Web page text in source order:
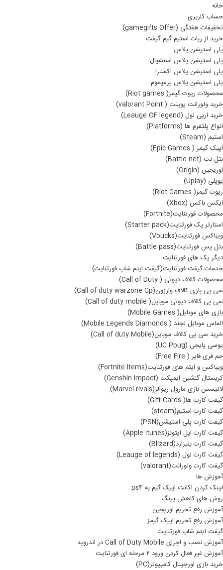
خانه
حساب کاربری
تخفیفات هفتگی (gamegifts Offer)
خرید از ربات استیم گیم گیفت
پلی استیشن پلاس
پلی استیشن پلاس اسنشیال
پلی استیشن پلاس اکسترا
پلی استیشن پلاس پرمیموم
محصولات ریوت گیمز( Riot games)
خرید ولورانت پوینت ( valorant Point)
خرید ارپی لول (Leauge OF legend)
انواع پلتفرم ها (Platforms)
استیم (Steam)
اپیک گیمز ( Epic Games)
بتل.نت (Battle.net)
اوریجین (Origin)
یوپلی (Uplay)
ریوت گیمز( Riot Games)
ایکس باکس (Xbox)
محصولات فورتنایت(Fortnite)
استارتر پک فورتنایت(Starter pack)
ویباکس فورتنایت(Vbucks)
بتل پس فورتنایت(Battle pass)
دیگر پک های فورتنایت
خدمات گیفت فورتنایت(گیفت ایتم شاپ فورتنایت)
محصولات کالاف دیوتی ( Call of Duty)
سی پی بازی کالاف وارزون(Call of duty warzone Cp)
سی پی کالاف دیوتی موبایل( Call of duty mobile)
بازی های موبایل( Mobile Games)
الماس موبایل لجند ( Mobile Legends Diamonds)
خرید سی پی کالاف موبایل(Call of duty Mobile)
یوسی پایجی (UC Pbug)
جم فری فایر ( Free Fire)
ویباکس و ایتم های فورتنایت(Fortnite Items)
کریستال گنشین ایمپکت (Genshin Impact)
لاتیسس بازی مارول ریوالز(Marvel rivals)
گیفت کارت ها( Gift Cards)
گیفت کارت استیم(steam)
گیفت کارت پلی استیشن(PSN)
گیفت کارت اپل ایتونز(Apple Itunes)
گیفت کارت بلیزارد(Blizard)
گیفت کارت لول (Leauge of legends)
گیفت کارت ولورانت(valorant)
آموزش ها
لینک کردن اکانت اپیک گیم به ps4
روش های کاهش پینگ
آموزش رفع تحریم اوریجین
آموزش رفع تحریم اپیک گیمز
گیفت ایتم شاپ فورتنایت
آموزش نصب و اجرای Call of Duty Mobile در اندروید
آموزش غیر فعال کردن ورود ۲ مرحله ای فورتنایت
خرید بازی اورجینال کامپیوتر(PC)